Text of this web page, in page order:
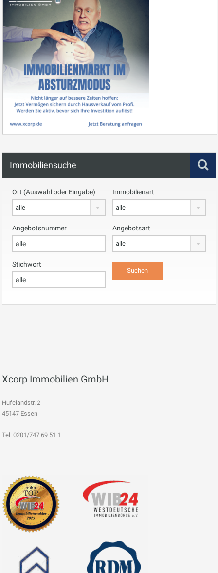
Immobiliensuche
Ort (Auswahl oder Eingabe)
alle
Immobilienart
alle
Angebotsnummer Angebotsart
alle
Stichwort
Xcorp Immobilien GmbH
Hufelandstr. 2
45147 Essen
Tel: 0201/747 69 51 1